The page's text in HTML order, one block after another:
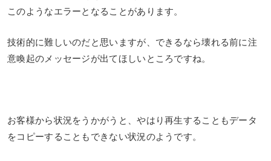
このようなエラーとなることがあります。
技術的に難しいのだと思いますが、できるなら壊れる前に注
意喚起のメッセージが出てほしいところですね。
お客様から状況をうかがうと、やはり再生することもデータ
をコピーすることもできない状況のようです。